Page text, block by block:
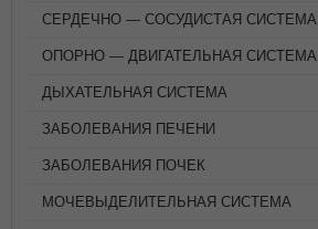
СЕРДЕЧНО — СОСУДИСТАЯ СИСТЕМА
ОПОРНО — ДВИГАТЕЛЬНАЯ СИСТЕМА
ДЫХАТЕЛЬНАЯ СИСТЕМА
ЗАБОЛЕВАНИЯ ПЕЧЕНИ
ЗАБОЛЕВАНИЯ ПОЧЕК
МОЧЕВЫДЕЛИТЕЛЬНАЯ СИСТЕМА